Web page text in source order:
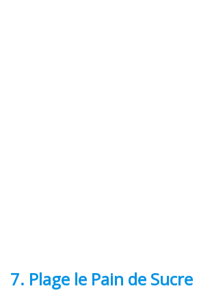
7. Plage le Pain de Sucre